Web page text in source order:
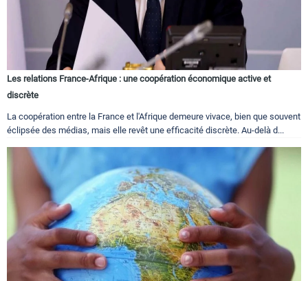
Les relations France-Afrique : une coopération économique active et
discrète
La coopération entre la France et l'Afrique demeure vivace, bien que souvent
éclipsée des médias, mais elle revêt une efficacité discrète. Au-delà d...